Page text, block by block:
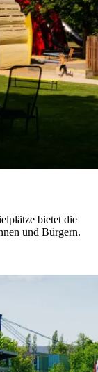
bietet die
und Bürgern.